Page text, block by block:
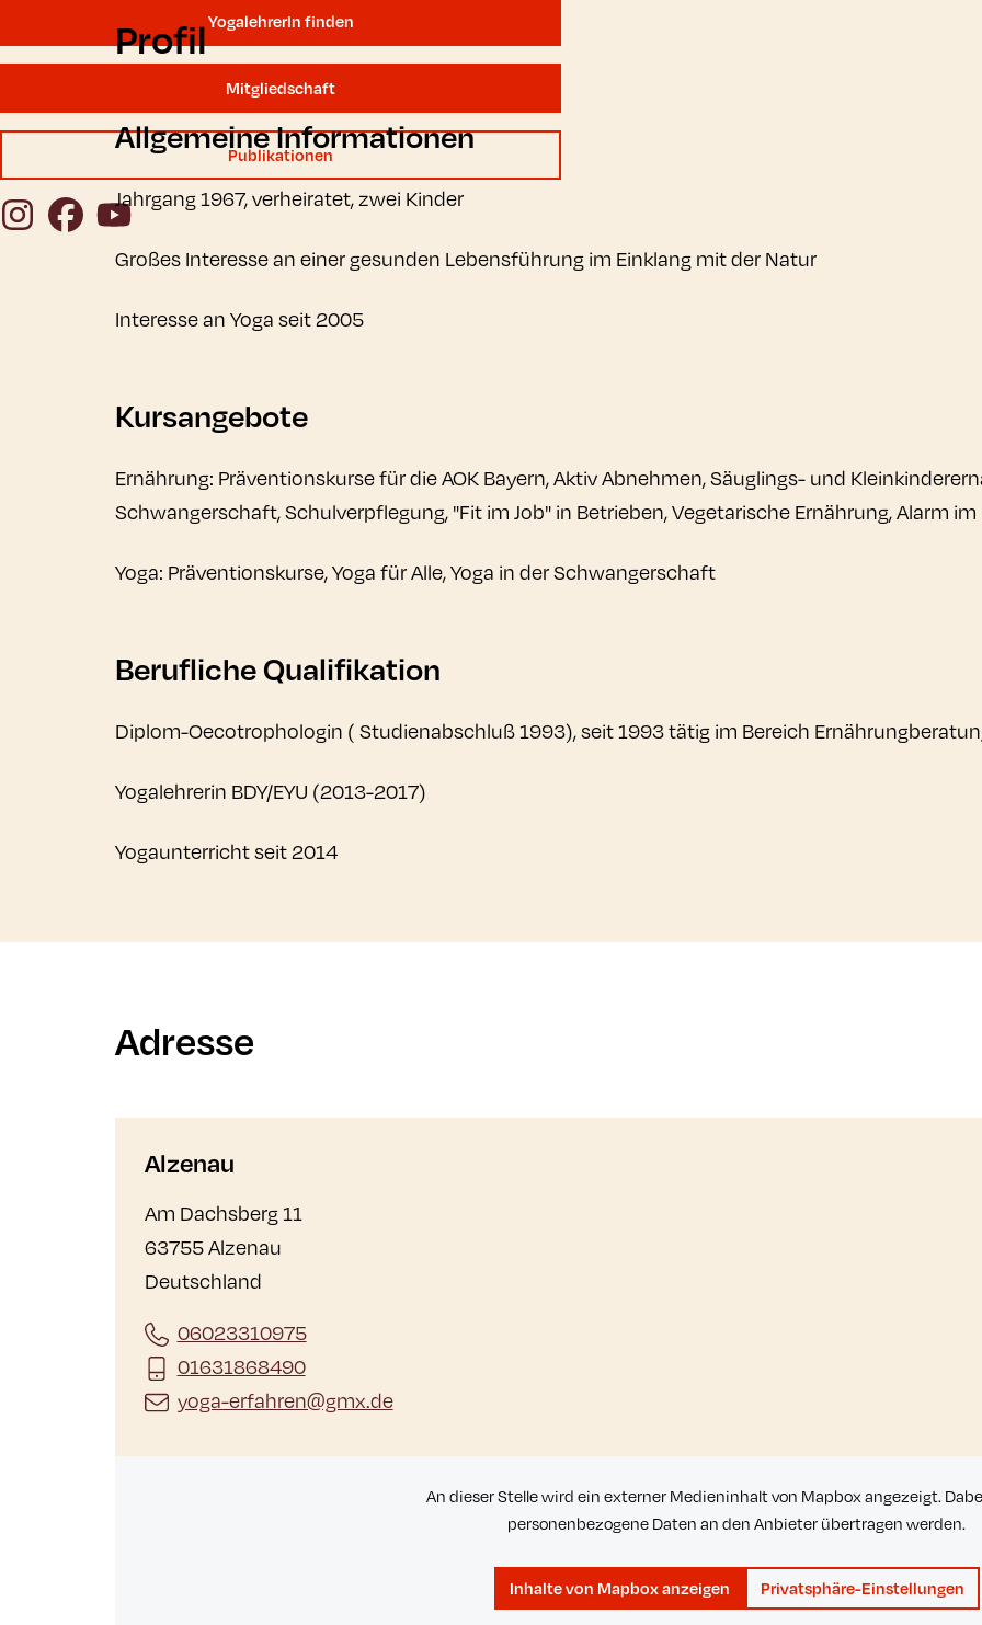
YogalehrerIn finden
Mitgliedschaft
Publikationen
InstagramFacebook
YouTube
Profil
Allgemeine Informationen
Jahrgang 1967, verheiratet, zwei Kinder
Großes Interesse an einer gesunden Lebensführung im Einklang mit der Natur
Interesse an Yoga seit 2005
Kursangebote
Ernährung: Präventionskurse für die AOK Bayern, Aktiv Abnehmen, Säuglings- und
Schwangerschaft, Schulverpflegung, "Fit im Job" in Betrieben, Vegetarische Ernährung, Alarm
Yoga: Präventionskurse, Yoga für Alle, Yoga in der Schwangerschaft
Berufliche Qualifikation
Diplom-Oecotrophologin ( Studienabschluß 1993), seit 1993 tätig im Bereich
Yogalehrerin BDY/EYU (2013-2017)
Yogaunterricht seit 2014
Adresse
Alzenau
Am Dachsberg 11
63755 Alzenau
Deutschland
06023310975
01631868490
yoga-erfahren@gmx.de
An dieser Stelle wird ein externer Medieninhalt von Mapbox angezeigt.
personenbezogene Daten an den Anbieter übertragen werden.
Inhalte von Mapbox anzeigen Privatsphäre-Einstellungen